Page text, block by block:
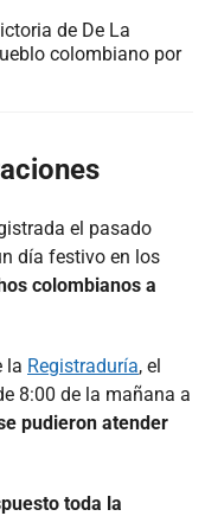
de De La
colombiano por
el pasado
día festivo en los
colombianos a
la Registraduría, el
8:00 de la mañana a
pudieron atender
toda la